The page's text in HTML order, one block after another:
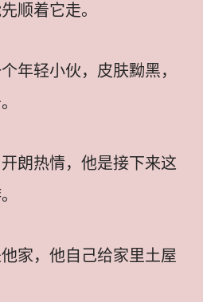
顺着它走。
年轻小伙，皮肤黝黑，
朗热情，他是接下来这
家，他自己给家里土屋